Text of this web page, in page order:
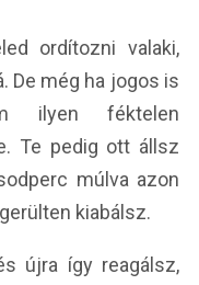
ordítozni valaki,
De még ha jogos is
ilyen féktelen
Te pedig ott állsz
múlva azon
kiabálsz.
újra így reagálsz,